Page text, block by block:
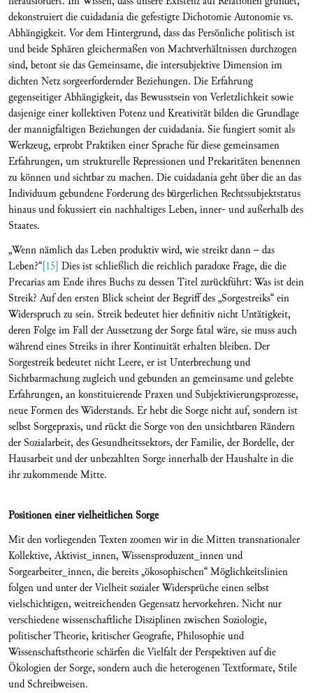
dekonstruiert die cuidadanía die gefestigte Dichotomie Autonomie vs.
Abhängigkeit. Vor dem Hintergrund, dass das Persönliche politisch ist
und beide Sphären gleichermaßen von Machtverhältnissen durchzogen
sind, betont sie das Gemeinsame, die intersubjektive Dimension im
dichten Netz sorgeerfordernder Beziehungen. Die Erfahrung
gegenseitiger Abhängigkeit, das Bewusstsein von Verletzlichkeit sowie
dasjenige einer kollektiven Potenz und Kreativität bilden die Grundlage
der mannigfaltigen Beziehungen der cuidadanía. Sie fungiert somit als
Werkzeug, erprobt Praktiken einer Sprache für diese gemeinsamen
Erfahrungen, um strukturelle Repressionen und Prekaritäten benennen
zu können und sichtbar zu machen. Die cuidadanía geht über die an das
Individuum gebundene Forderung des bürgerlichen Rechtssubjektstatus
hinaus und fokussiert ein nachhaltiges Leben, inner- und außer­halb des
Staates.
„Wenn nämlich das Leben produktiv wird, wie streikt dann – das
Leben?“[15] Dies ist schließlich die reichlich paradoxe Frage, die die
Precarias am Ende ihres Buchs zu dessen Titel zurückführt: Was ist dein
Streik? Auf den ersten Blick scheint der Begriff des „Sorgestreiks“ ein
Widerspruch zu sein. Streik bedeutet hier definitiv nicht Untätigkeit,
deren Folge im Fall der Aussetzung der Sorge fatal wäre, sie muss auch
während eines Streiks in ihrer Kontinuität erhalten bleiben. Der
Sorgestreik bedeutet nicht Leere, er ist Unterbrechung und
Sichtbarmachung zugleich und gebunden an gemeinsame und gelebte
Erfahrungen, an konstituierende Praxen und Subjektivierungsprozesse,
neue Formen des Widerstands. Er hebt die Sorge nicht auf, sondern ist
selbst Sorgepraxis, und rückt die Sorge von den unsichtbaren Rändern
der Sozialarbeit, des Gesundheitssektors, der Familie, der Bordelle, der
Hausarbeit und der unbezahlten Sorge innerhalb der Haushalte in die
ihr zukommende Mitte.
Positionen einer vielheitlichen Sorge
Mit den vorliegenden Texten zoomen wir in die Mitten transnationaler
Kollektive, Aktivist_innen, Wissensproduzent_innen und
Sorgearbeiter_innen, die bereits „ökosophischen“ Möglichkeitslinien
folgen und unter der Vielheit sozialer Widersprüche einen selbst
vielschichtigen, weitreichenden Gegensatz hervorkehren. Nicht nur
verschiedene wissenschaftliche Disziplinen zwischen Soziologie,
politischer Theorie, kritischer Geografie, Philosophie und
Wissenschaftstheorie schärfen die Vielfalt der Perspektiven auf die
Ökologien der Sorge, sondern auch die heterogenen Textformate, Stile
und Schreibweisen.